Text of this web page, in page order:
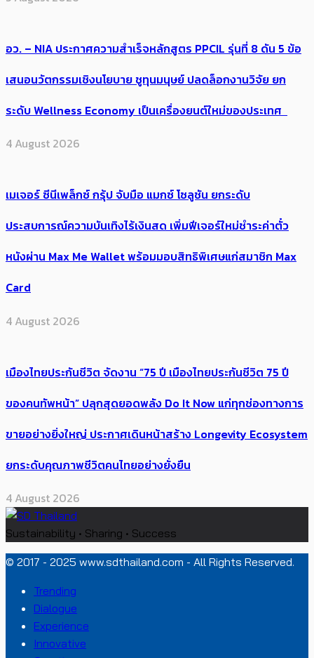
อว. – NIA ประกาศความสำเร็จหลักสูตร PPCIL รุ่นที่ 8 ดัน 5 ข้อ
เสนอนวัตกรรมเชิงนโยบาย ชูทุนมนุษย์ ปลดล็อกงานวิจัย ยก
ระดับ Wellness Economy เป็นเครื่องยนต์ใหม่ของประเทศ
4 August 2026
เมเจอร์ ซีนีเพล็กซ์ กรุ้ป จับมือ แมกซ์ โซลูชัน ยกระดับ
ประสบการณ์ความบันเทิงไร้เงินสด เพิ่มฟีเจอร์ใหม่ชำระค่าตั๋ว
หนังผ่าน Max Me Wallet พร้อมมอบสิทธิพิเศษแก่สมาชิก Max
Card
4 August 2026
เมืองไทยประกันชีวิต จัดงาน “75 ปี เมืองไทยประกันชีวิต 75 ปี
ของคนทัพหน้า” ปลุกสุดยอดพลัง Do It Now แก่ทุกช่องทางการ
ขายอย่างยิ่งใหญ่ ประกาศเดินหน้าสร้าง Longevity Ecosystem
ยกระดับคุณภาพชีวิตคนไทยอย่างยั่งยืน
4 August 2026
Sustainability • Sharing • Success
© 2017 - 2025 www.sdthailand.com - All Rights Reserved.
Trending
Dialogue
Experience
Innovative